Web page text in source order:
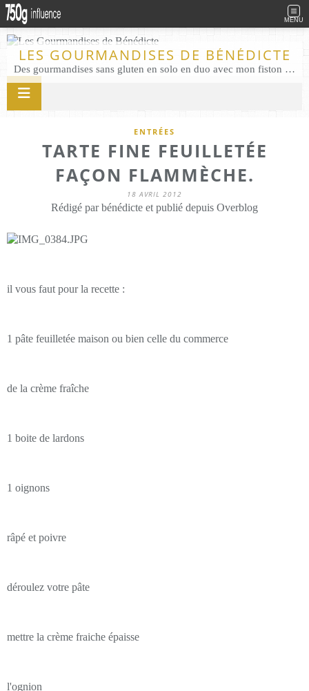
MENU
LES GOURMANDISES DE BÉNÉDICTE
Des gourmandises sans gluten en solo en duo avec mon fiston . Salé comme Sucré sans gluten éco responsable Les Gourmandises de Bénédicte gâteau produits locaux
ENTRÉES
TARTE FINE FEUILLETÉE
FAÇON FLAMMÈCHE.
18 AVRIL 2012
Rédigé par bénédicte et publié depuis Overblog
il vous faut pour la recette :
1 pâte feuilletée maison ou bien celle du commerce
de la crème fraîche
1 boite de lardons
1 oignons
râpé et poivre
déroulez votre pâte
mettre la crème fraiche épaisse
l'ognion